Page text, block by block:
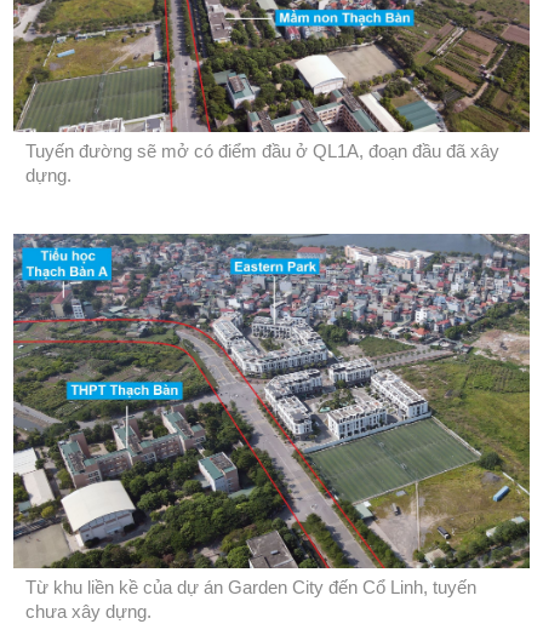
Tuyến đường sẽ mở có điểm đầu ở QL1A, đoạn đầu đã xây
dựng.
Từ khu liền kề của dự án Garden City đến Cổ Linh, tuyến
chưa xây dựng.